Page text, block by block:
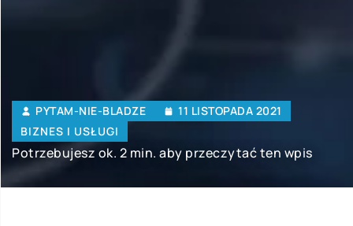
PYTAM-NIE-BLADZE
11 LISTOPADA 2021
BIZNES I USŁUGI
Potrzebujesz ok. 2 min. aby przeczytać ten wpis